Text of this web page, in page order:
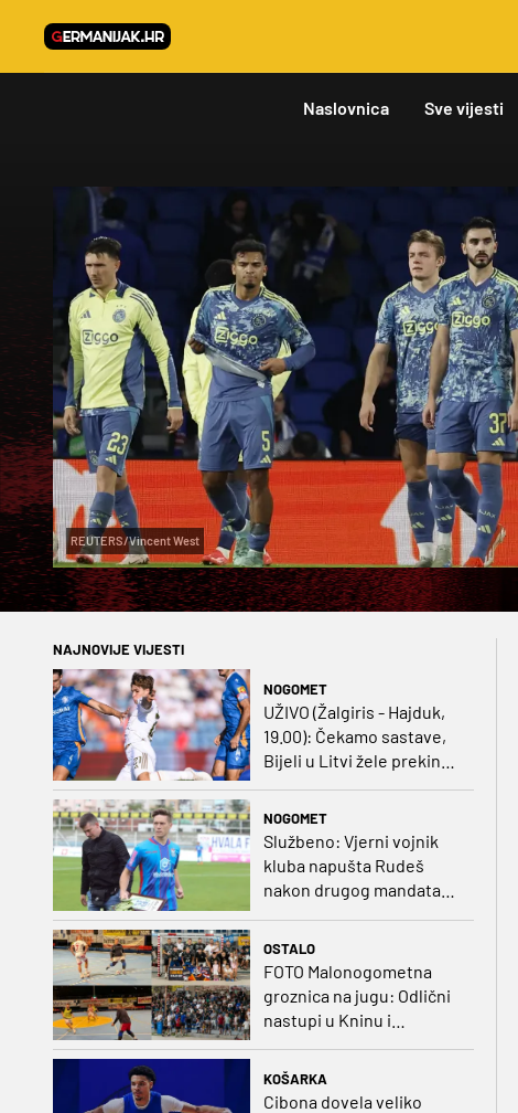
Naslovnica Sve vijesti
REUTERS/Vincent West
NAJNOVIJE VIJESTI
NOGOMET
UŽIVO (Žalgiris - Hajduk,
19.00): Čekamo sastave,
Bijeli u Litvi žele prekinut
NOGOMET
Službeno: Vjerni vojnik
kluba napušta Rudeš
nakon drugog mandata
OSTALO
FOTO Malonogometna
groznica na jugu: Odlični
nastupi u Kninu i
Metkoviću okrunjeni
vrijednim nagradama
KOŠARKA
Cibona dovela veliko